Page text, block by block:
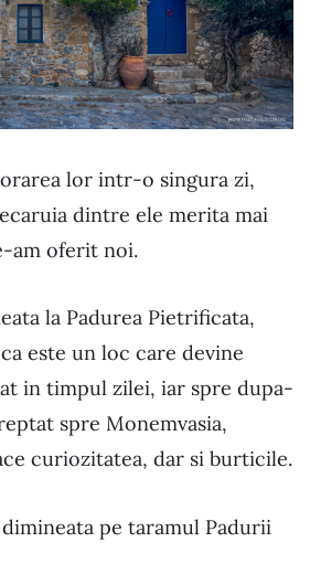
lor intr-o singura zi,
dintre ele merita mai
am oferit noi.
la Padurea Pietrificata,
este un loc care devine
in timpul zilei, iar spre dupa-
spre Monemvasia,
curiozitatea, dar si burticile.
dimineata pe taramul Padurii